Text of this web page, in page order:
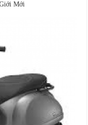
Mới